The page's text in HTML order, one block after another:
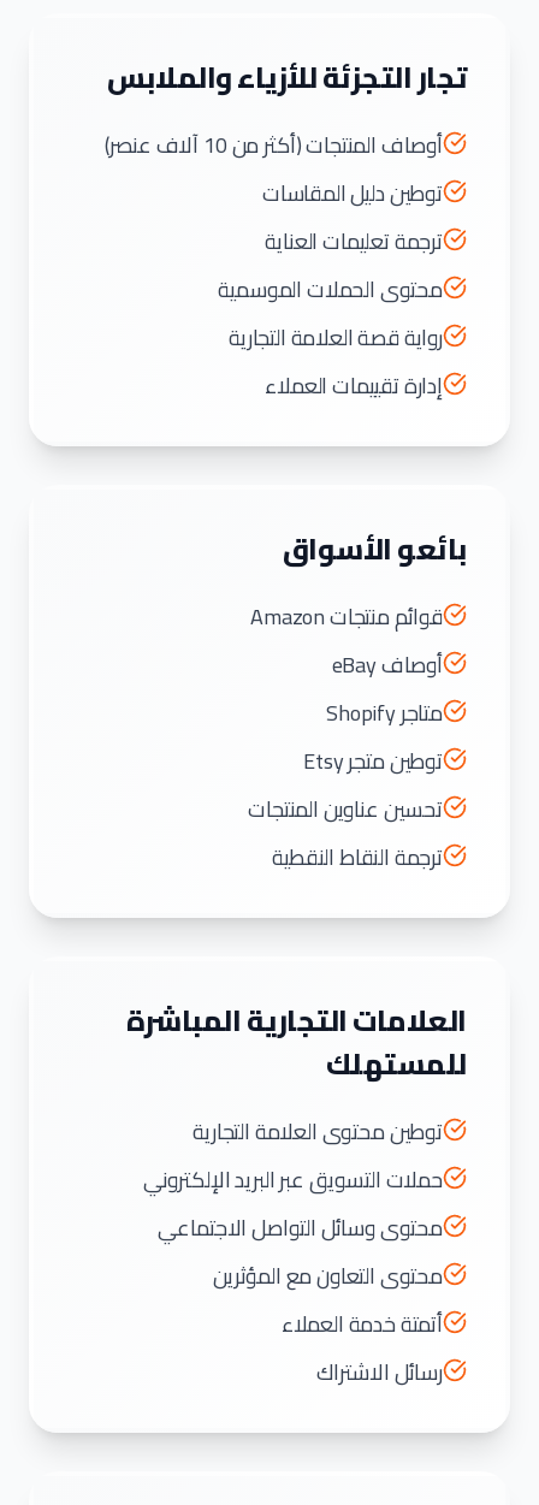
تجار التجزئة للأزياء والملابس
أوصاف المنتجات (أكثر من 10 آلاف عنصر)
توطين دليل المقاسات
ترجمة تعليمات العناية
محتوى الحملات الموسمية
رواية قصة العلامة التجارية
إدارة تقييمات العملاء
بائعو الأسواق
قوائم منتجات Amazon
أوصاف eBay
متاجر Shopify
توطين متجر Etsy
تحسين عناوين المنتجات
ترجمة النقاط النقطية
العلامات التجارية المباشرة
للمستهلك
توطين محتوى العلامة التجارية
حملات التسويق عبر البريد الإلكتروني
محتوى وسائل التواصل الاجتماعي
محتوى التعاون مع المؤثرين
أتمتة خدمة العملاء
رسائل الاشتراك